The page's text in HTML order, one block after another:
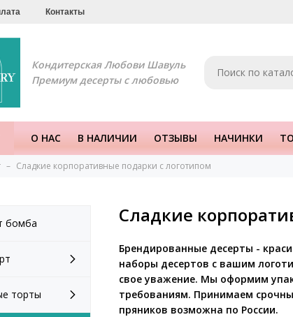
Контакты
Кондитерская Любови Шавуль
Премиум десерты с любовью
О НАС В НАЛИЧИИ ОТЗЫВЫ НАЧИНКИ
Сладкие корпоративные подарки с логотипом
бомба
торты
Сладкие
Брендированные десерты -
наборы десертов с вашим
свое уважение. Мы оформим
требованиям. Принимаем
пряников возможна по России.